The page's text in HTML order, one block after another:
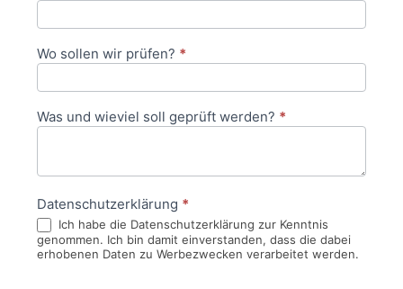
Wo sollen wir prüfen? *
Was und wieviel soll geprüft werden? *
Datenschutzerklärung *
Ich habe die Datenschutzerklärung zur Kenntnis
genommen. Ich bin damit einverstanden, dass die dabei
erhobenen Daten zu Werbezwecken verarbeitet werden.